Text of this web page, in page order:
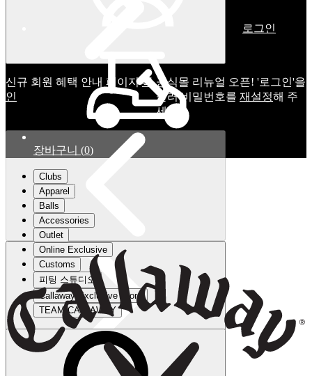
신규 회원 혜택 안내 페이지확
인
공식몰 리뉴얼 오픈! '로그인'을
눌러 비밀번호를 재설정해 주
세요.
로그인
장바구니 (0)
Clubs
Apparel
Balls
Accessories
Outlet
Online Exclusive
Customs
피팅 스튜디오
Callaway Exclusive Store
TEAM CALLAWAY